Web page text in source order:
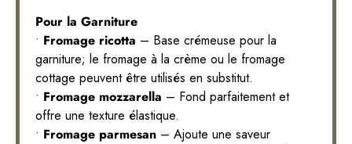
Pour la Garniture
• Fromage ricotta – Base crémeuse pour la
garniture; le fromage à la crème ou le fromage
cottage peuvent être utilisés en substitut.
• Fromage mozzarella – Fond parfaitement et
offre une texture élastique.
• Fromage parmesan – Ajoute une saveur